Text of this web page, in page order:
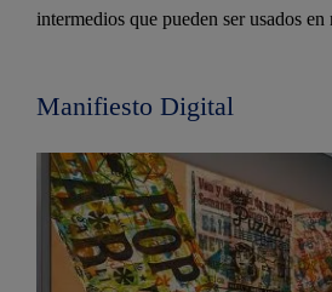
intermedios que pueden ser usados en
Manifiesto Digital